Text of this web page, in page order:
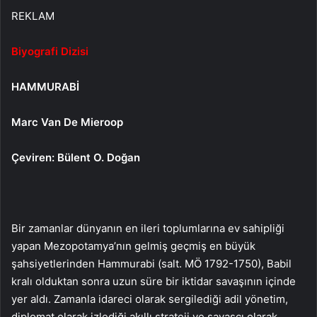
REKLAM
Biyografi Dizisi
HAMMURABİ
Marc Van De Mieroop
Çeviren: Bülent O. Doğan
Bir zamanlar dünyanın en ileri toplumlarına ev sahipliği
yapan Mezopotamya’nın gelmiş geçmiş en büyük
şahsiyetlerinden Hammurabi (salt. MÖ 1792-1750), Babil
kralı olduktan sonra uzun süre bir iktidar savaşının içinde
yer aldı. Zamanla idareci olarak sergilediği adil yönetim,